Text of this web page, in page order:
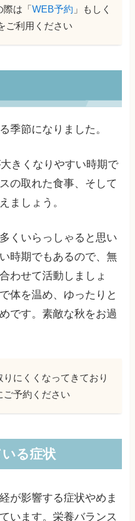
際は「WEB予約 」もしく
ご利用ください
季節になりました。
きくなりやすい時期で
の取れた食事、そして
ましょう。
くいらっしゃると思い
時期でもあるので、無
わせて活動しましょ
体を温め、ゆったりと
です。素敵な秋をお過
にくくなってきており
ご予約ください
る症状
が影響する症状やめま
います。栄養バランス